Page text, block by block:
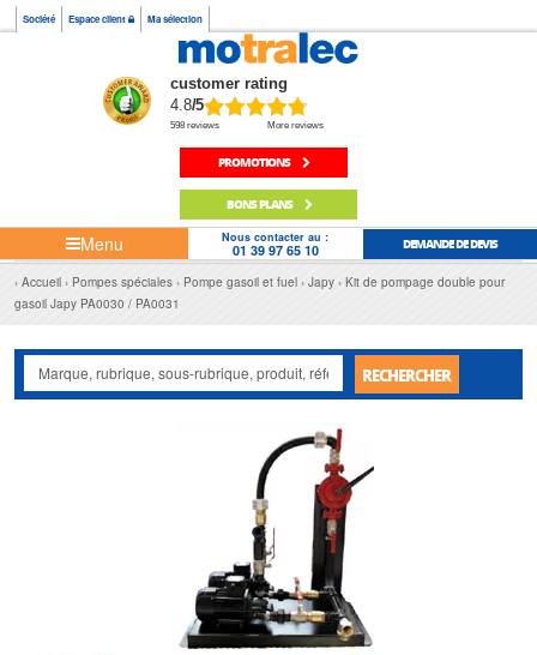
Société Espace client Ma sélection
customer rating
4.8/5
598 reviews More reviews
PROMOTIONS
BONS PLANS
Menu Nous contacter au :
01 39 97 65 10 DEMANDE DE DEVIS
Accueil Pompes spéciales Pompe gasoil et fuel Japy
Kit de pompage double pour
gasoil Japy PA0030 / PA0031
RECHERCHER